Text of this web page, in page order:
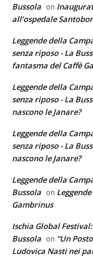
Bussola on
all’ospedale
Leggende della
senza riposo - La
fantasma del Caffè
Leggende della
senza riposo - La
nascono le Janare?
Leggende della
senza riposo - La
nascono le Janare?
Leggende della
Bussola on
Gambrinus
Ischia Global
Bussola on “Un
Ludovica Nasti nei